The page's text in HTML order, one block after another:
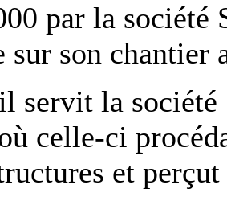
par la
son chantier
servit la
celle-ci
et